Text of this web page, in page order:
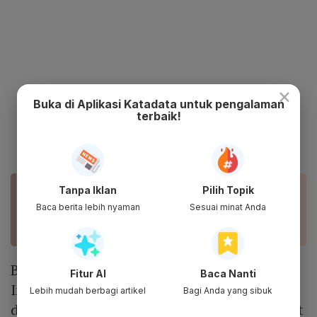
BACA JUGA
Tren Belanja Online di Tokopedia: Masker dan
BTS dan Blackpink hadir dalam acara Waktu
Indonesia Belanja (WIB) TV Show yang
digelar setiap akhir bulan. Program ini dibuat
×
Buka di Aplikasi Katadata untuk pengalaman
terbaik!
Tanpa Iklan
Baca berita lebih nyaman
Pilih Topik
Sesuai minat Anda
Fitur AI
Lebih mudah berbagi artikel
Baca Nanti
Bagi Anda yang sibuk